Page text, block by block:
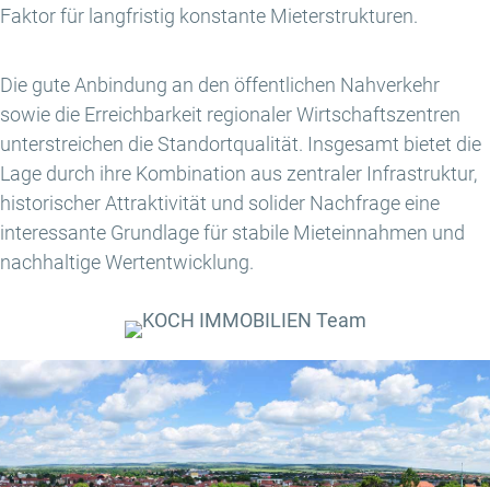
Faktor für langfristig konstante Mieterstrukturen.
Die gute Anbindung an den öffentlichen Nahverkehr
sowie die Erreichbarkeit regionaler Wirtschaftszentren
unterstreichen die Standortqualität. Insgesamt bietet die
Lage durch ihre Kombination aus zentraler Infrastruktur,
historischer Attraktivität und solider Nachfrage eine
interessante Grundlage für stabile Mieteinnahmen und
nachhaltige Wertentwicklung.